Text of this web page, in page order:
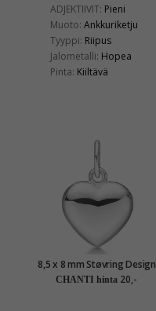
ADJEKTIIVIT: Pieni
Muoto: Ankkuriketju
Tyyppi: Riipus
Jalometalli: Hopea
Pinta: Kiiltävä
8,5 x 8 mm Støvring Design
sydän riipus hopea
CHANTI hinta 20,-